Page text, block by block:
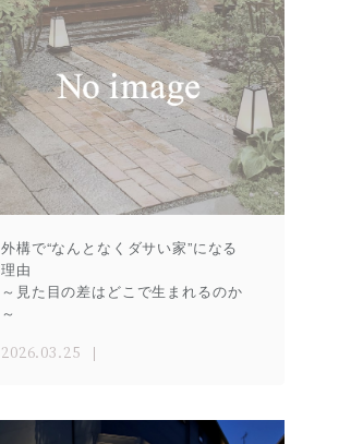
外構で“なんとなくダサい家”になる
理由
～見た目の差はどこで生まれるのか
～
2026.03.25